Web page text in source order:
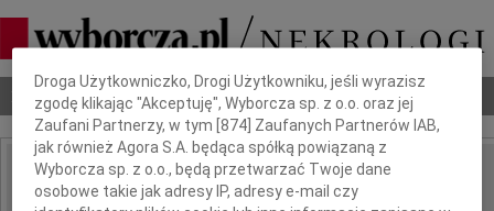
Nekrologi Odeszli Poradnik pogrzebowy
IMIĘ I NAZWISKO:
Dbamy o Twoją prywatność
Droga Użytkowniczko, Drogi Użytkowniku, jeśli wyrazisz
zgodę klikając "Akceptuję", Wyborcza sp. z o.o. oraz jej
Zaufani Partnerzy, w tym [874 ] Zaufanych Partnerów IAB,
jak również Agora S.A. będąca spółką powiązaną z
Wyborcza sp. z o.o., będą przetwarzać Twoje dane
osobowe takie jak adresy IP, adresy e-mail czy